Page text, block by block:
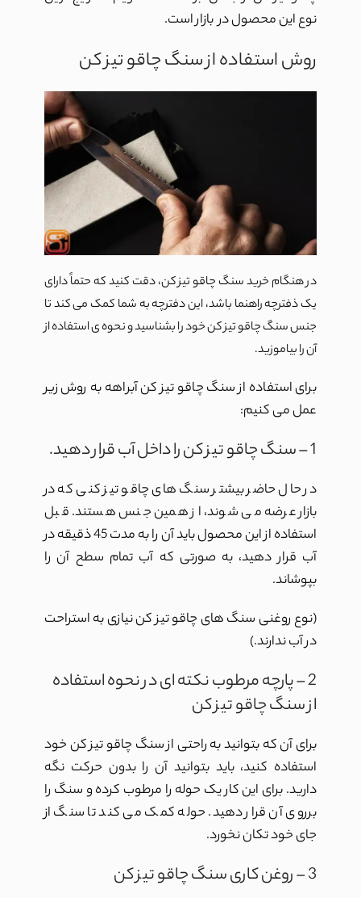
نوع این محصول در بازار است.
روش استفاده از سنگ چاقو تیز کن
در هنگام خرید سنگ چاقو تیز کن، دقت کنید که حتماً دارای
یک ذفترچه راهنما باشد، این دفترچه به شما کمک می کند تا
جنس سنگ چاقو تیز کن خود را بشناسید و نحوه ی استفاده از
آن را بیاموزید.
برای استفاده از سنگ چاقو تیز کن آبراهه به روش زیر
عمل می کنیم:
1 – سنگ چاقو تیز کن را داخل آب قرار دهید.
در حال حاضر بیشتر سنگ های چاقو تیز کنی که در
بازار عرضه می شوند، از همین جنس هستند. قبل
استفاده از این محصول باید آن را به مدت 45 ذقیقه در
آب قرار دهید، به صورتی که آب تمام سطح آن را
بپوشاند.
(نوع روغنی سنگ های چاقو تیز کن نیازی به استراحت
در آب ندارند.)
2 – پارچه مرطوب نکته ای در نحوه استفاده
از سنگ چاقو تیز کن
برای آن که بتوانید به راحتی از سنگ چاقو تیز کن خود
استفاده کنید، باید بتوانید آن را بدون حرکت نگه
دارید. برای این کار یک حوله را مرطوب کرده و سنگ را
برروی آن قرار دهید. حوله کمک می کند تا سنگ از
جای خود تکان نخورد.
3 – روغن کاری سنگ چاقو تیز کن